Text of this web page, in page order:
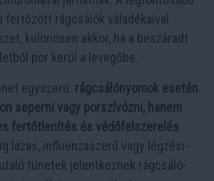
fertőzött rágcsálók váladékaival
különösen akkor, ha a beszáradt
por kerül a levegőbe.
egyszerű: rágcsálónyomok esetén
seperni vagy porszívózni, hanem
fertőtlenítés és védőfelszerelés
lázas, influenzaszerű vagy légzési-
tünetek jelentkeznek rágcsáló-